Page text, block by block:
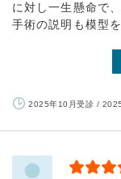
に対し一生懸命で
手術の説明も模型
2025年10月受診 /